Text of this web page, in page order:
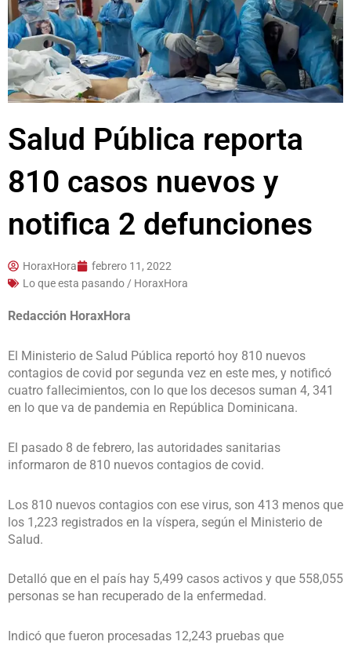
Salud Pública reporta
810 casos nuevos y
notifica 2 defunciones
HoraxHora
febrero 11, 2022
Lo que esta pasando / HoraxHora
Redacción HoraxHora
El Ministerio de Salud Pública reportó hoy 810 nuevos
contagios de covid por segunda vez en este mes, y notificó
cuatro fallecimientos, con lo que los decesos suman 4, 341
en lo que va de pandemia en República Dominicana.
El pasado 8 de febrero, las autoridades sanitarias
informaron de 810 nuevos contagios de covid.
Los 810 nuevos contagios con ese virus, son 413 menos que
los 1,223 registrados en la víspera, según el Ministerio de
Salud.
Detalló que en el país hay 5,499 casos activos y que 558,055
personas se han recuperado de la enfermedad.
Indicó que fueron procesadas 12,243 pruebas que